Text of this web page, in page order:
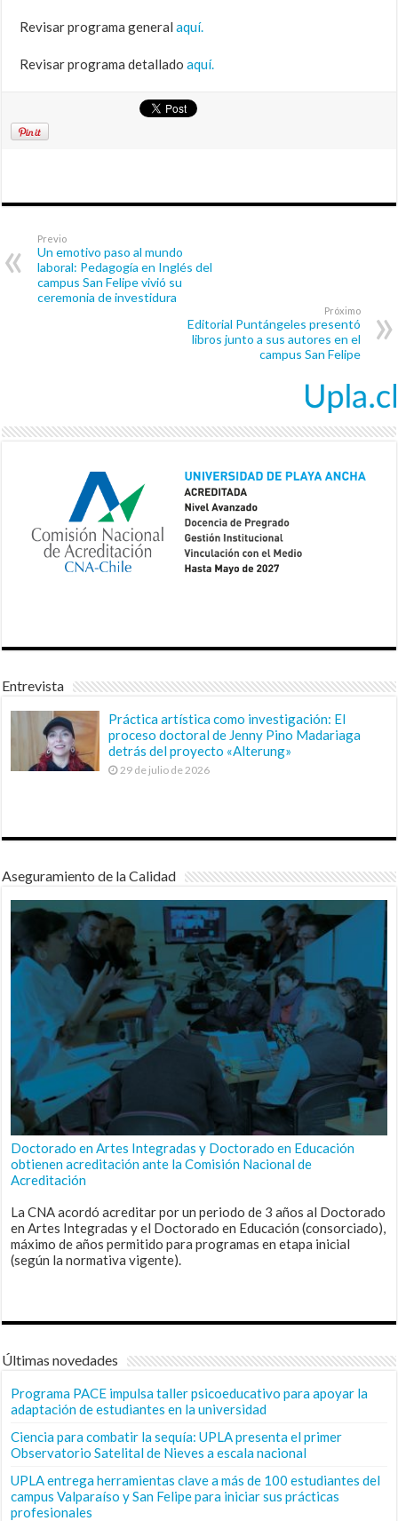
Revisar programa generalaquí.
Revisar programa detalladoaquí.
Previo
Un emotivo paso al mundo
laboral: Pedagogía en Inglés del
campus San Felipe vivió su
ceremonia de investidura
Próximo
Editorial Puntángeles presentó
libros junto a sus autores en el
campus San Felipe
Entrevista
Práctica artística como investigación: El
proceso doctoral de Jenny Pino Madariaga
detrás del proyecto «Alterung»
29 de julio de 2026
Aseguramiento de la Calidad
Doctorado en Artes Integradas y Doctorado en Educación
obtienen acreditación ante la Comisión Nacional de
Acreditación
La CNA acordó acreditar por un periodo de 3 años al Doctorado
en Artes Integradas y el Doctorado en Educación (consorciado),
máximo de años permitido para programas en etapa inicial
(según la normativa vigente).
Últimas novedades
Programa PACE impulsa taller psicoeducativo para apoyar la
adaptación de estudiantes en la universidad
Ciencia para combatir la sequía: UPLA presenta el primer
Observatorio Satelital de Nieves a escala nacional
UPLA entrega herramientas clave a más de 100 estudiantes del
campus Valparaíso y San Felipe para iniciar sus prácticas
profesionales